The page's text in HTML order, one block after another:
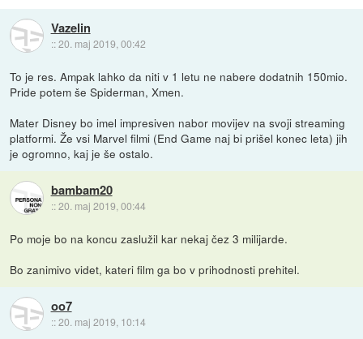
Vazelin
::20. maj 2019, 00:42
To je res. Ampak lahko da niti v 1 letu ne nabere dodatnih 150mio.
Pride potem še Spiderman, Xmen.
Mater Disney bo imel impresiven nabor movijev na svoji streaming
platformi. Že vsi Marvel filmi (End Game naj bi prišel konec leta) jih
je ogromno, kaj je še ostalo.
bambam20
::20. maj 2019, 00:44
Po moje bo na koncu zaslužil kar nekaj čez 3 milijarde.
Bo zanimivo videt, kateri film ga bo v prihodnosti prehitel.
oo7
::20. maj 2019, 10:14